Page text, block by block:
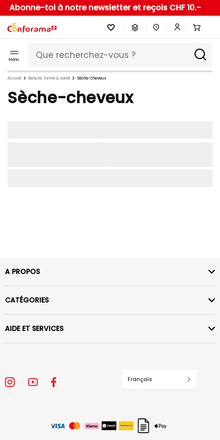
Abonne-toi à notre newsletter et reçois CHF 10.-
Menu
Accueil Beauté, forme & santé Sèche-cheveux
Sèche-cheveux
A PROPOS
CATÉGORIES
AIDE ET SERVICES
Français